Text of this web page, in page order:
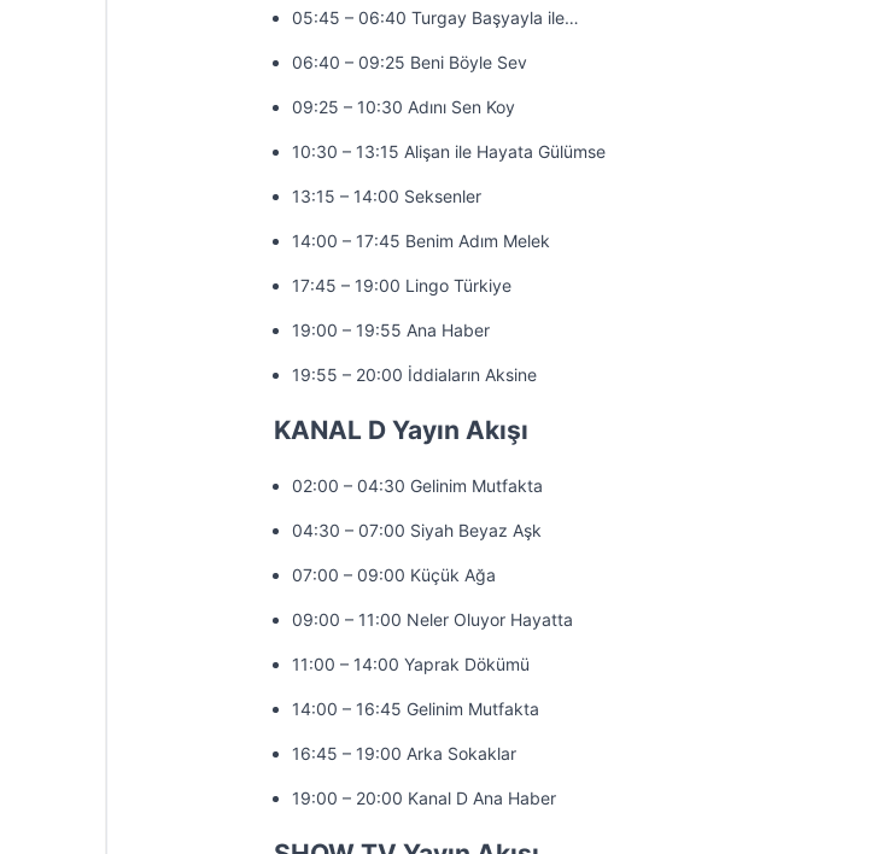
05:45 – 06:40 Turgay Başyayla ile…
06:40 – 09:25 Beni Böyle Sev
09:25 – 10:30 Adını Sen Koy
10:30 – 13:15 Alişan ile Hayata Gülümse
13:15 – 14:00 Seksenler
14:00 – 17:45 Benim Adım Melek
17:45 – 19:00 Lingo Türkiye
19:00 – 19:55 Ana Haber
19:55 – 20:00 İddiaların Aksine
KANAL D Yayın Akışı
02:00 – 04:30 Gelinim Mutfakta
04:30 – 07:00 Siyah Beyaz Aşk
07:00 – 09:00 Küçük Ağa
09:00 – 11:00 Neler Oluyor Hayatta
11:00 – 14:00 Yaprak Dökümü
14:00 – 16:45 Gelinim Mutfakta
16:45 – 19:00 Arka Sokaklar
19:00 – 20:00 Kanal D Ana Haber